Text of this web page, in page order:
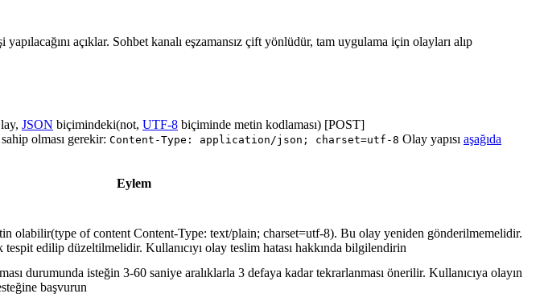
açıklar. Sohbet kanalı eşzamansız çift yönlüdür, tam uygulama için olayları alıp
JSON biçimindeki(not, UTF-8 biçiminde metin kodlaması) [POST]
olması gerekir: Content-Type: application/json; charset=utf-8 Olay yapısı aşağıda
Eylem
olabilir(type of content Content-Type: text/plain; charset=utf-8). Bu olay yeniden gönderilmemelidir.
edilip düzeltilmelidir. Kullanıcıyı olay teslim hatası hakkında bilgilendirin
durumunda isteğin 3-60 saniye aralıklarla 3 defaya kadar tekrarlanması önerilir. Kullanıcıya olayın
başvurun